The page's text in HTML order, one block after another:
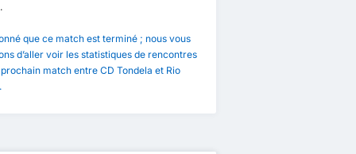
.
que ce match est terminé ; nous vous
d’aller voir les statistiques de rencontres
match entre CD Tondela et Rio